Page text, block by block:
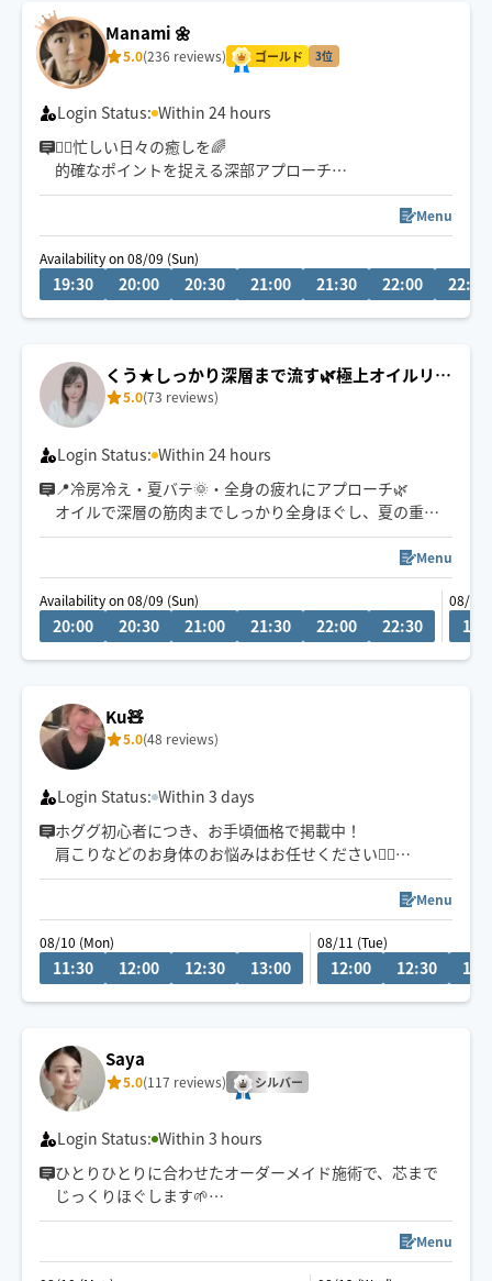
慢性的な肩こり腰痛
足の浮腫み
末端冷え性
お客様の身体に合った施術でメニューをご提案させて頂
きます👏
小さなお子さまやペットが居るお宅も歓迎です🐶😺
Manami 🌼
5.0(236 reviews) ゴールド 3位
Login Status: Within 24 hours
🏃‍♂️忙しい日々の癒しを🌈
的確なポイントを捉える深部アプローチ
お身体が開放されて心までほぐれる心地よさを実感くだ
👍揉まれ慣れてる方もリラクゼーション初めてな方にも
お試し頂きたいです♪
トをお選び下さい)
🧑‍🎓鍼灸指圧系専門学生です
日々、知識技術の勉強してます
Menu
Availability on 08/09 (Sun)
19:30 20:00 20:30 21:00 21:30 22:00 22:30
くう★しっかり深層まで流す🌿極上オイルリン
パ5.0(73 reviews)
Login Status: Within 24 hours
📍冷房冷え・夏バテ🌞・全身の疲れにアプローチ🌿
オイルで深層の筋肉までしっかり全身ほぐし、夏の重だ
るいお身体を芯からリセットいたします。極上のヘッド
ケアも得意です！お好みの圧で丁寧に施術いたします。
全身からヘッドまでしっかり流させていただきます✨
🕒ご希望のお時間がございましたら、お気軽にチャット
🐶🐱わんちゃん猫ちゃん🉑
Menu
Availability on 08/09 (Sun)
20:00 20:30 21:00 21:30 22:00 22:30
08/10
Ku🧸
5.0(48 reviews)
Login Status: Within 3 days
ホググ初心者につき、お手頃価格で掲載中！
肩こりなどのお身体のお悩みはお任せください💁‍♀️
愛知県での施術の方は90分〜のご予約でお願いしており
Menu
08/10 (Mon)
11:30 12:00 12:30 13:00
08/11 (Tue)
12:00 12:30
Saya
5.0(117 reviews) シルバー
Login Status: Within 3 hours
ひとりひとりに合わせたオーダーメイド施術で、芯まで
じっくりほぐします🌱
Menu